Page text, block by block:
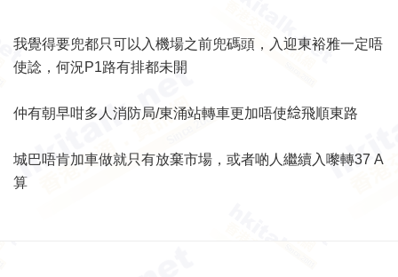
我覺得要兜都只可以入機場之前兜碼頭，入迎東裕雅一定唔
使諗，何況P1路有排都未開
仲有朝早咁多人消防局/東涌站轉車更加唔使𦁤飛順東路
城巴唔肯加車做就只有放棄市場，或者啲人繼續入嚟轉37 A
算